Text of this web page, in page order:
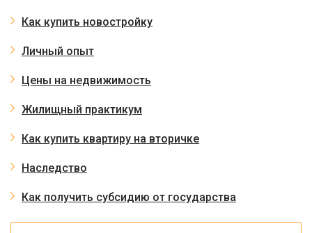
Как купить новостройку
Личный опыт
Цены на недвижимость
Жилищный практикум
Как купить квартиру на вторичке
Наследство
Как получить субсидию от государства